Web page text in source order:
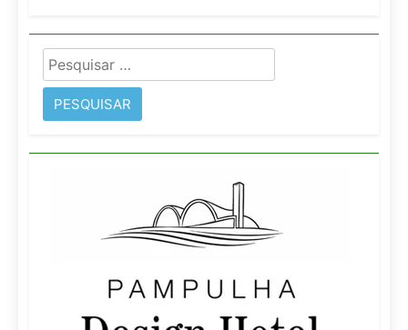
Pesquisar
por: